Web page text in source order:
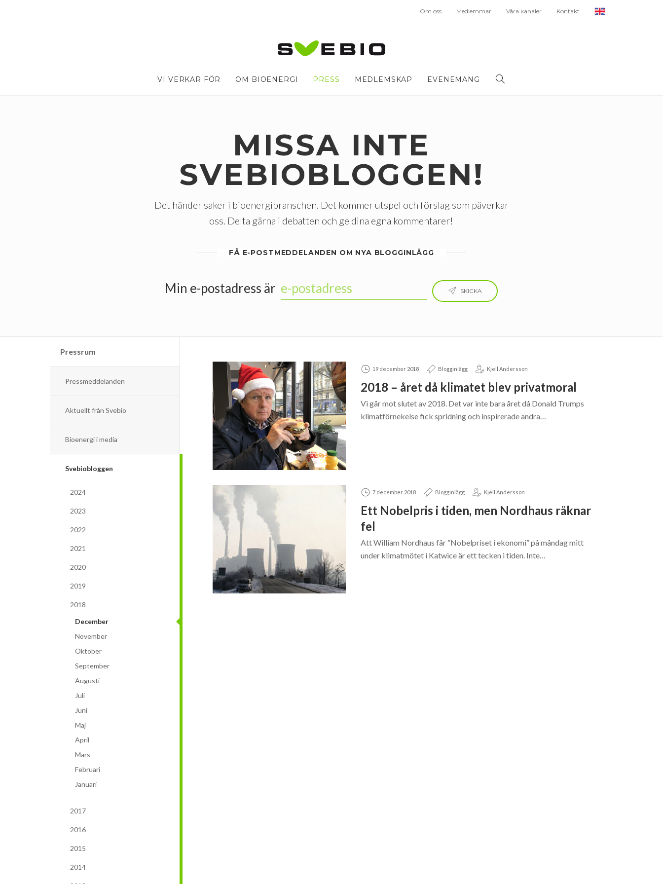
Om oss Medlemmar Våra kanaler Kontakt
VI VERKAR FÖR OM BIOENERGI PRESS MEDLEMSKAP EVENEMANG
MISSA INTE
SVEBIOBLOGGEN!
Det händer saker i bioenergibranschen. Det kommer utspel och förslag som påverkar
oss. Delta gärna i debatten och ge dina egna kommentarer!
FÅ E-POSTMEDDELANDEN OM NYA BLOGGINLÄGG
Min e-postadress är SKICKA
Pressrum
Pressmeddelanden
Aktuellt från Svebio
Bioenergi i media
Svebiobloggen
2024
2023
2022
2021
2020
2019
2018
December
November
Oktober
September
Augusti
Juli
Juni
Maj
April
Mars
Februari
Januari
2017
2016
2015
2014
19 december 2018 Blogginlägg Kjell Andersson
2018 – året då klimatet blev privatmoral
Vi går mot slutet av 2018. Det var inte bara året då Donald Trumps
klimatförnekelse fick spridning och inspirerade andra…
7 december 2018 Blogginlägg Kjell Andersson
Ett Nobelpris i tiden, men Nordhaus räknar
fel
Att William Nordhaus får ”Nobelpriset i ekonomi” på måndag mitt
under klimatmötet i Katwice är ett tecken i tiden. Inte…